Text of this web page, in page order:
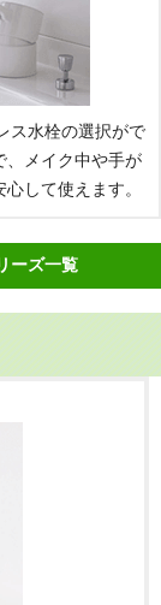
ス水栓の選択がで
、メイク中や手が
して使えます。
ーズ一覧